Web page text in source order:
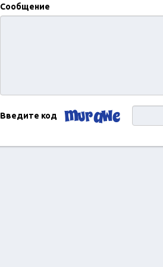
Сообщение
Введите код